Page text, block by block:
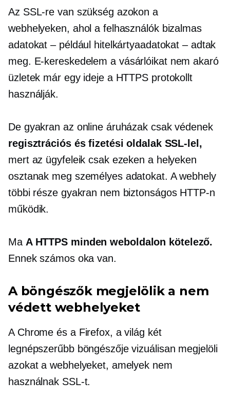
Az SSL-re van szükség azokon a
webhelyeken, ahol a felhasználók bizalmas
adatokat – például hitelkártyaadatokat – adtak
meg. E-kereskedelem a vásárlóikat nem akaró
üzletek már egy ideje a HTTPS protokollt
használják.
De gyakran az online áruházak csak védenek
regisztrációs és fizetési oldalak SSL-lel,
mert az ügyfeleik csak ezeken a helyeken
osztanak meg személyes adatokat. A webhely
többi része gyakran nem biztonságos HTTP-n
működik.
Ma A HTTPS minden weboldalon kötelező.
Ennek számos oka van.
A böngészők megjelölik a nem
védett webhelyeket
A Chrome és a Firefox, a világ két
legnépszerűbb böngészője vizuálisan megjelöli
azokat a webhelyeket, amelyek nem
használnak SSL-t.